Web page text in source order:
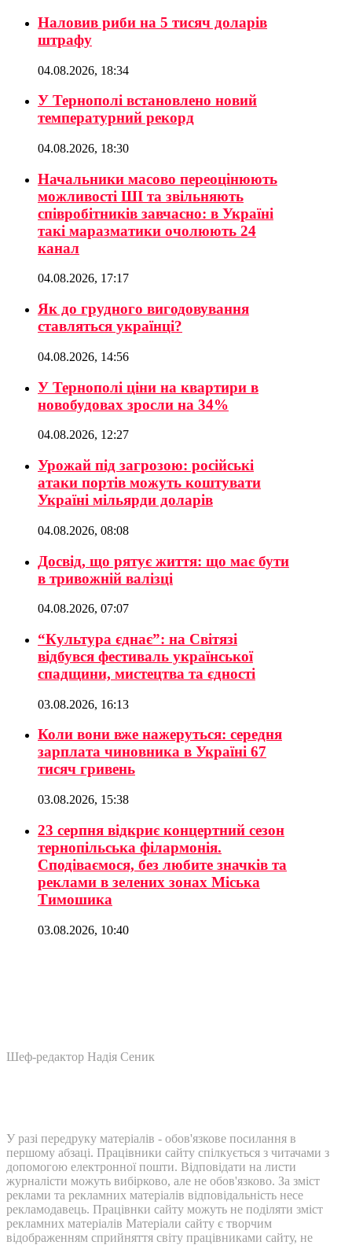
Наловив риби на 5 тисяч доларів
штрафу
04.08.2026, 18:34
У Тернополі встановлено новий
температурний рекорд
04.08.2026, 18:30
Начальники масово переоцінюють
можливості ШІ та звільняють
співробітників завчасно: в Україні
такі маразматики очолюють 24
канал
04.08.2026, 17:17
Як до грудного вигодовування
ставляться українці?
04.08.2026, 14:56
У Тернополі ціни на квартири в
новобудовах зросли на 34%
04.08.2026, 12:27
Урожай під загрозою: російські
атаки портів можуть коштувати
Україні мільярди доларів
04.08.2026, 08:08
Досвід, що рятує життя: що має бути
в тривожній валізці
04.08.2026, 07:07
“Культура єднає”: на Світязі
відбувся фестиваль української
спадщини, мистецтва та єдності
03.08.2026, 16:13
Коли вони вже нажеруться: середня
зарплата чиновника в Україні 67
тисяч гривень
03.08.2026, 15:38
23 серпня відкриє концертний сезон
тернопільська філармонія.
Сподіваємося, без любите значків та
реклами в зелених зонах Міська
Тимошика
03.08.2026, 10:40
Шеф-редактор Надія Сеник
У разі передруку матеріалів - обов'язкове посилання в
першому абзаці. Працівники сайту спілкується з читачами з
допомогою електронної пошти. Відповідати на листи
журналісти можуть вибірково, але не обов'язково. За зміст
реклами та рекламних матеріалів відповідальність несе
рекламодавець. Працівнки сайту можуть не поділяти зміст
рекламних матеріалів Матеріали сайту є творчим
відображенням сприйняття світу працівниками сайту, не